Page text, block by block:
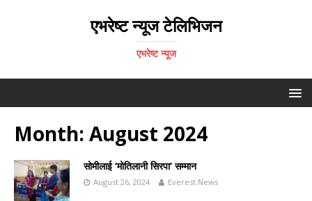
एभरेष्ट न्यूज टेलिभिजन
एभरेष्ट न्यूज
Month: August 2024
सोमीलाई ‘मोतिलानी सिरपा’ सम्मान
August 26, 2024 Everest News